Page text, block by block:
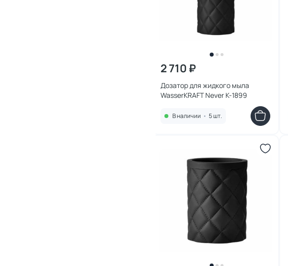
2 710 ₽
Дозатор для жидкого мыла
WasserKRAFT Never K-1899
В наличии • 5 шт.